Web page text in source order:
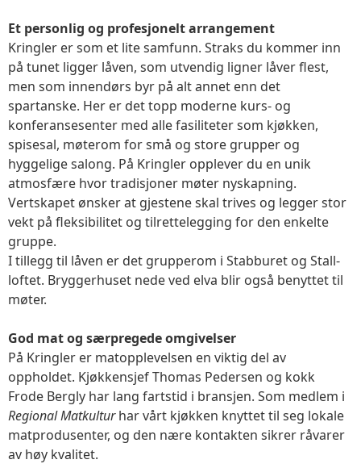
Et personlig og profesjonelt arrangement
Kringler er som et lite samfunn. Straks du kommer inn
på tunet ligger låven, som utvendig ligner låver flest,
men som innendørs byr på alt annet enn det
spartanske. Her er det topp moderne kurs- og
konferansesenter med alle fasiliteter som kjøkken,
spisesal, møterom for små og store grupper og
hyggelige salong. På Kringler opplever du en unik
atmosfære hvor tradisjoner møter nyskapning.
Vertskapet ønsker at gjestene skal trives og legger stor
vekt på fleksibilitet og tilrettelegging for den enkelte
gruppe.
I tillegg til låven er det grupperom i Stabburet og Stall-
loftet. Bryggerhuset nede ved elva blir også benyttet til
møter.
God mat og særpregede omgivelser
På Kringler er matopplevelsen en viktig del av
oppholdet. Kjøkkensjef Thomas Pedersen og kokk
Frode Bergly har lang fartstid i bransjen. Som medlem i
Regional Matkulturhar vårt kjøkken knyttet til seg lokale
matprodusenter, og den nære kontakten sikrer råvarer
av høy kvalitet.